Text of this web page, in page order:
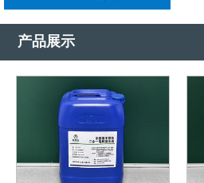
产品展示